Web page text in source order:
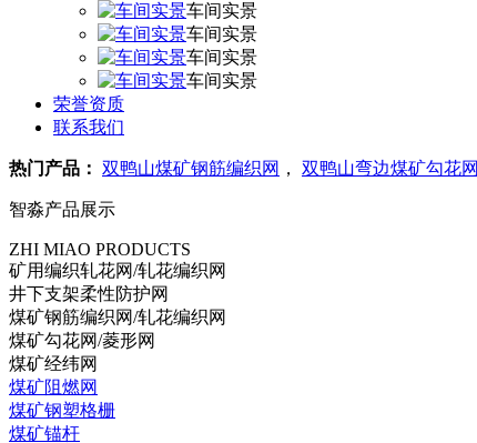
车间实景
车间实景
车间实景
车间实景
荣誉资质
联系我们
热门产品： 双鸭山煤矿钢筋编织网 ， 双鸭山弯边煤矿勾花网
智淼产品展示
ZHI MIAO PRODUCTS
矿用编织轧花网/轧花编织网
井下支架柔性防护网
煤矿钢筋编织网/轧花编织网
煤矿勾花网/菱形网
煤矿经纬网
煤矿阻燃网
煤矿钢塑格栅
煤矿锚杆